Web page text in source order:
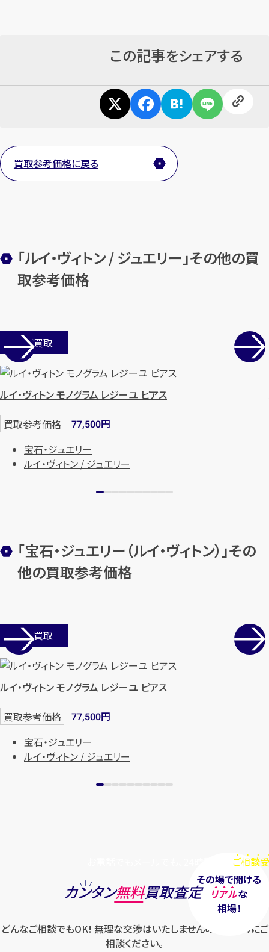
まずはお電話 で無料査定
メールで無料相談する
この記事をシェアする
買取参考価格に戻る
「ルイ・ヴィトン / ジュエリー」その他の買
取参考価格
店舗買取
ルイ・ヴィトン モノグラム レジーユ ピアス
買取参考価格 77,500円
宝石・ジュエリー
ルイ・ヴィトン / ジュエリー
「宝石・ジュエリー（ルイ・ヴィトン）」その
他の買取参考価格
店舗買取
ルイ・ヴィトン モノグラム レジーユ ピアス
買取参考価格 77,500円
宝石・ジュエリー
ルイ・ヴィトン / ジュエリー
ご相談
その場で聞ける
リアルな
相場！
カンタン無料買取査定
どんなご相談でもOK! 無理な交渉はいたしませんのでお気軽にご
相談ください。